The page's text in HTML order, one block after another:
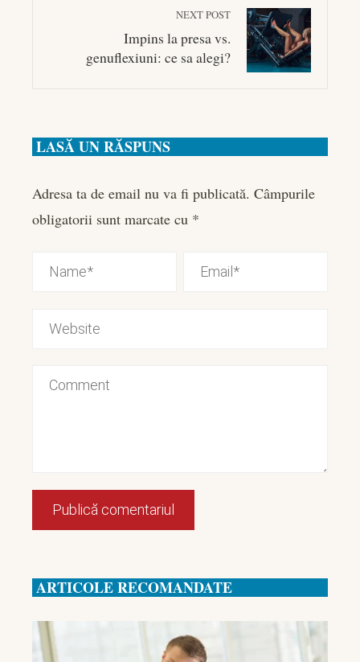
NEXT POST
Impins la presa vs.
genuflexiuni: ce sa alegi?
LASĂ UN RĂSPUNS
Adresa ta de email nu va fi publicată. Câmpurile
obligatorii sunt marcate cu *
ARTICOLE RECOMANDATE